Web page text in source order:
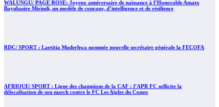
WALUNGU/ PAGE ROSE: Joyeux anniversaire de naissance à l’Honorable Amato
Bayubasire Mirindi, un modèle de courage, d’intelligence et de résilience
RDC/ SPORT : Laetitia Muderhwa nommée nouvelle secrétaire générale la FECOFA
AFRIQUE/ SPORT : Ligue des champions de la CAF : l’APR FC sollicite la
délocalisation de son match contre le FC Les Aigles du Congo